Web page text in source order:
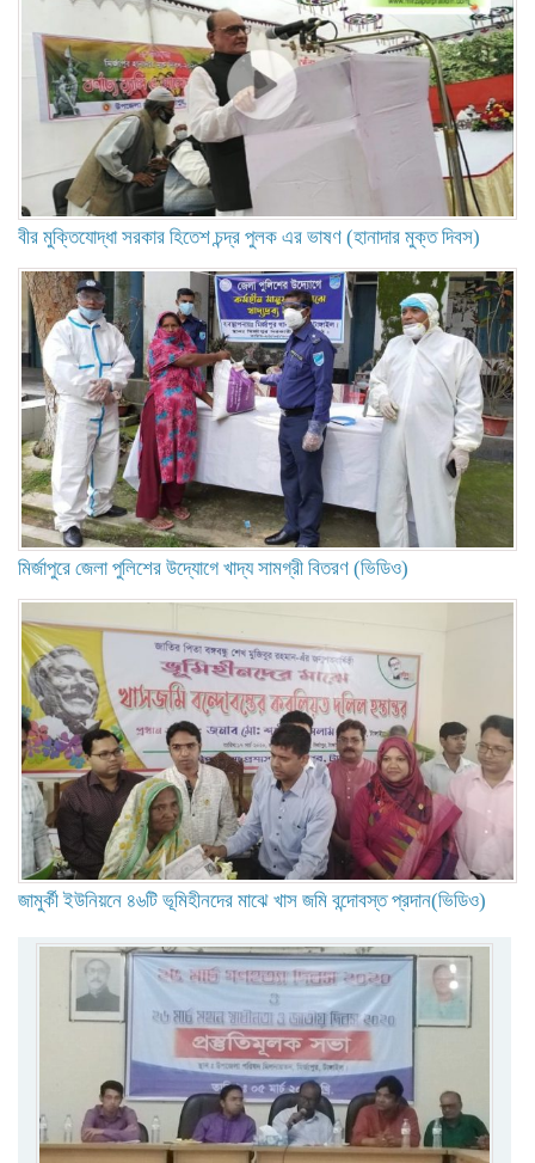
বীর মুক্তিযোদ্ধা সরকার হিতেশ চন্দ্র পুলক এর ভাষণ (হানাদার মুক্ত দিবস)
মির্জাপুরে জেলা পুলিশের উদ্যোগে খাদ্য সামগ্রী বিতরণ (ভিডিও)
জামুর্কী ইউনিয়নে ৪৬টি ভূমিহীনদের মাঝে খাস জমি বন্দোবস্ত প্রদান(ভিডিও)